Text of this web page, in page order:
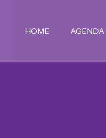
HOME AGENDA